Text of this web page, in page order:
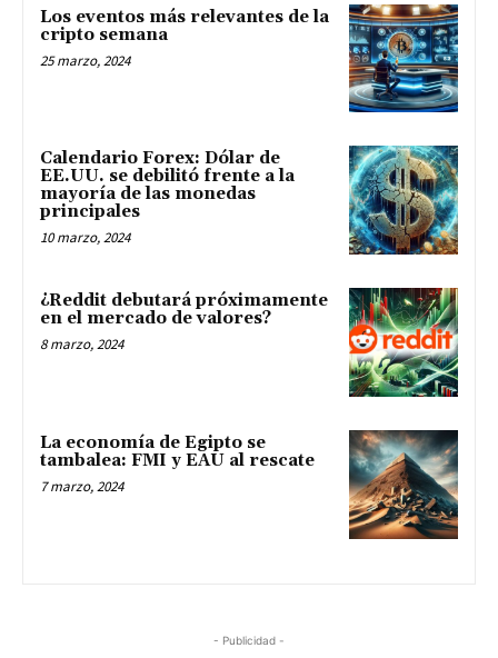
Los eventos más relevantes de la
cripto semana
25 marzo, 2024
Calendario Forex: Dólar de
EE.UU. se debilitó frente a la
mayoría de las monedas
principales
10 marzo, 2024
¿Reddit debutará próximamente
en el mercado de valores?
8 marzo, 2024
La economía de Egipto se
tambalea: FMI y EAU al rescate
7 marzo, 2024
- Publicidad -